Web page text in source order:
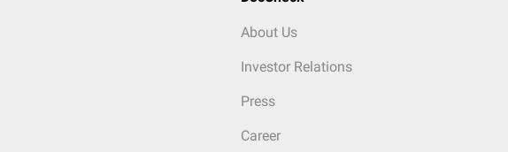
About Us
Investor Relations
Press
Career